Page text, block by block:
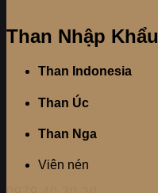
Than Nhập Khẩu
Than Indonesia
Than Úc
Than Nga
Viên nén